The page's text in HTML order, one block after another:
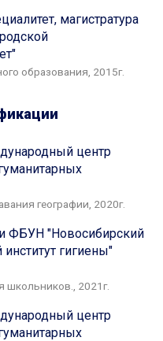
магистратура
образования, 2015г.
центр
географии, 2020г.
ФБУН "Новосибирский
гигиены"
школьников., 2021г.
центр